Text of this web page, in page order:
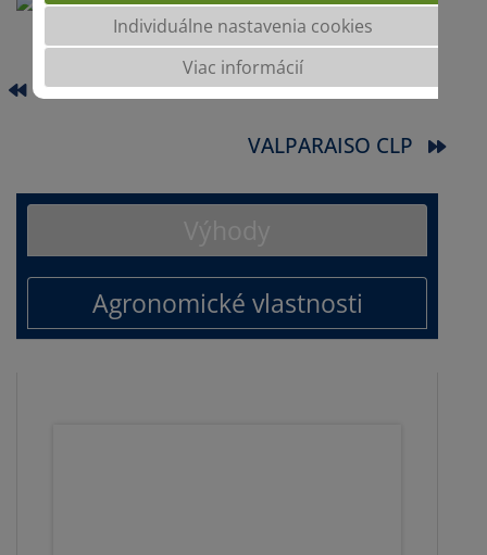
SURIMI CL
VALPARAISO CLP
Agronomické vlastnosti
Individuálne nastavenia cookies
Viac informácií